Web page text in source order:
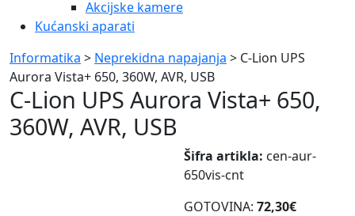
Akcijske kamere
Kućanski aparati
Informatika > Neprekidna napajanja > C-Lion UPS
Aurora Vista+ 650, 360W, AVR, USB
C-Lion UPS Aurora Vista+ 650,
360W, AVR, USB
Šifra artikla: cen-aur-
650vis-cnt
GOTOVINA:72,30€